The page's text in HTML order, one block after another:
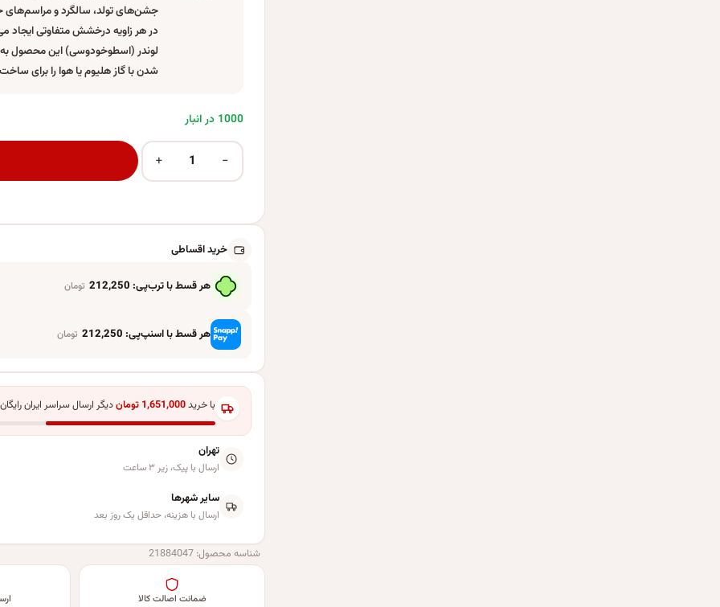
جشن‌های تولد، سالگرد و مراسم‌های
در هر زاویه درخشش متفاوتی
لوندر (اسطوخودوسی) این محصول
شدن با گاز هلیوم یا هوا را برای ساخت
1000 در انبار
بادکنک فویلی مدل اوربز هولوگرامی لوندر بسته 5 عددی عدد
−
+
خرید اقساطی
هر قسط با ترب‌پی: 212,250 تومان
هر قسط با اسنپ‌پی: 212,250 تومان
با خرید1,651,000 توماندیگر ارسال سراسر ایران
تهران
ارسال با پیک، زیر ۳ ساعت
سایر شهرها
ارسال با هزینه، حداقل یک روز بعد
شناسه محصول:21884047
ضمانت اصالت کالا